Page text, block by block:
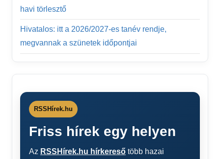
havi törlesztő
Hivatalos: itt a 2026/2027-es tanév rendje,
megvannak a szünetek időpontjai
RSSHírek.hu
Friss hírek egy helyen
Az RSSHírek.hu hírkereső több hazai